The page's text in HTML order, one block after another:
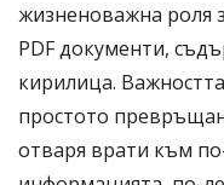
жизненоважна роля
PDF документи,
кирилица.
простото
отваря врати към